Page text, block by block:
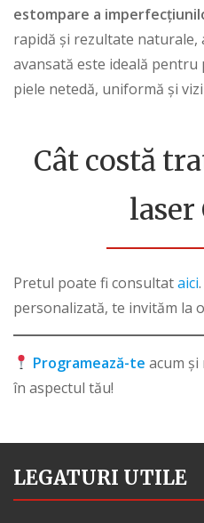
estompare a
rapidă și rezultate naturale,
avansată este ideală pentru
piele netedă, uniformă și
Cât costă
laser
Pretul poate fi consultataici
personalizată, te invităm la
Programează-te acum
în aspectul tău!
LEGATURI UTILE